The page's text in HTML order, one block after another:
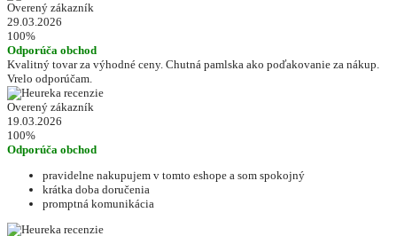
Overený zákazník
29.03.2026
100%
Odporúča obchod
Kvalitný tovar za výhodné ceny. Chutná pamlska ako poďakovanie za nákup.
Vrelo odporúčam.
Overený zákazník
19.03.2026
100%
Odporúča obchod
pravidelne nakupujem v tomto eshope a som spokojný
krátka doba doručenia
promptná komunikácia